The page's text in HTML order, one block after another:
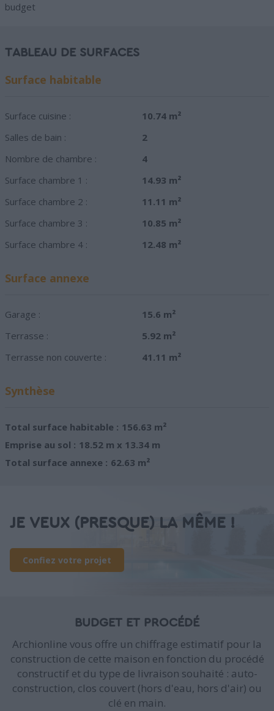
budget
TABLEAU DE SURFACES
Surface habitable
Surface cuisine :
10.74 m²
Salles de bain :
2
Nombre de chambre :
4
Surface chambre 1 :
14.93 m²
Surface chambre 2 :
11.11 m²
Surface chambre 3 :
10.85 m²
Surface chambre 4 :
12.48 m²
Surface annexe
Garage :
15.6 m²
Terrasse :
5.92 m²
Terrasse non couverte :
41.11 m²
Synthèse
Total surface habitable : 156.63 m²
Emprise au sol : 18.52 m x 13.34 m
Total surface annexe : 62.63 m²
JE VEUX (PRESQUE) LA MÊME !
Confiez votre projet
BUDGET ET PROCÉDÉ
Archionline vous offre un chiffrage estimatif pour la
construction de cette maison en fonction du procédé
constructif et du type de livraison souhaité : auto-
construction, clos couvert (hors d'eau, hors d'air) ou
clé en main.